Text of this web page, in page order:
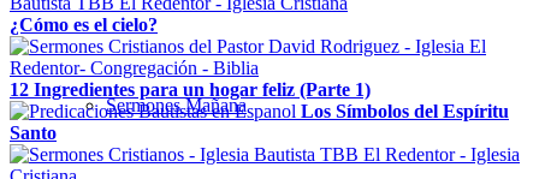
Sermones Mañana
¿Cómo es el cielo?
12 Ingredientes para un hogar feliz (Parte 1)
Los Símbolos del Espíritu
Santo